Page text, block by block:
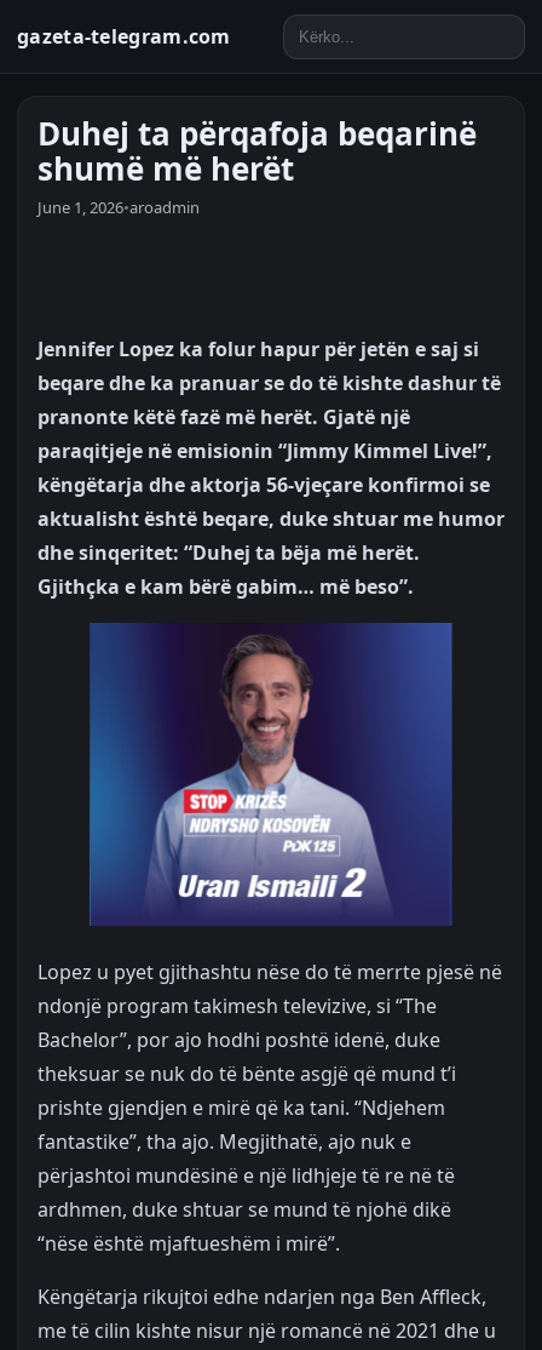
gazeta-telegram.com
Duhej ta përqafoja beqarinë
shumë më herët
June 1, 2026•aroadmin
Jennifer Lopez ka folur hapur për jetën e saj si
beqare dhe ka pranuar se do të kishte dashur të
pranonte këtë fazë më herët. Gjatë një
paraqitjeje në emisionin “Jimmy Kimmel Live!”,
këngëtarja dhe aktorja 56-vjeçare konfirmoi se
aktualisht është beqare, duke shtuar me humor
dhe sinqeritet: “Duhej ta bëja më herët.
Gjithçka e kam bërë gabim… më beso”.
Lopez u pyet gjithashtu nëse do të merrte pjesë në
ndonjë program takimesh televizive, si “The
Bachelor”, por ajo hodhi poshtë idenë, duke
theksuar se nuk do të bënte asgjë që mund t’i
prishte gjendjen e mirë që ka tani. “Ndjehem
fantastike”, tha ajo. Megjithatë, ajo nuk e
përjashtoi mundësinë e një lidhjeje të re në të
ardhmen, duke shtuar se mund të njohë dikë
“nëse është mjaftueshëm i mirë”.
Këngëtarja rikujtoi edhe ndarjen nga Ben Affleck,
me të cilin kishte nisur një romancë në 2021 dhe u